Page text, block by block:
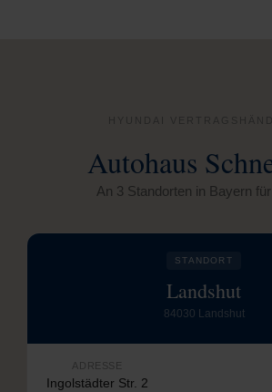
Autohaus
An 3 Standorten in Bayern
STANDORT
Landshut
84030 Landshut
ADRESSE
Ingolstädter Str. 2